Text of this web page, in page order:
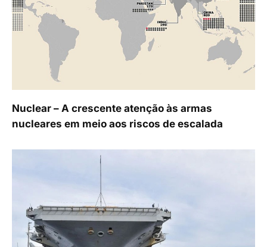
Nuclear – A crescente atenção às armas
nucleares em meio aos riscos de escalada